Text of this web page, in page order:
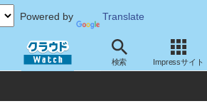
Powered by Translate
検索 Impressサイト
ワーク スイッチ